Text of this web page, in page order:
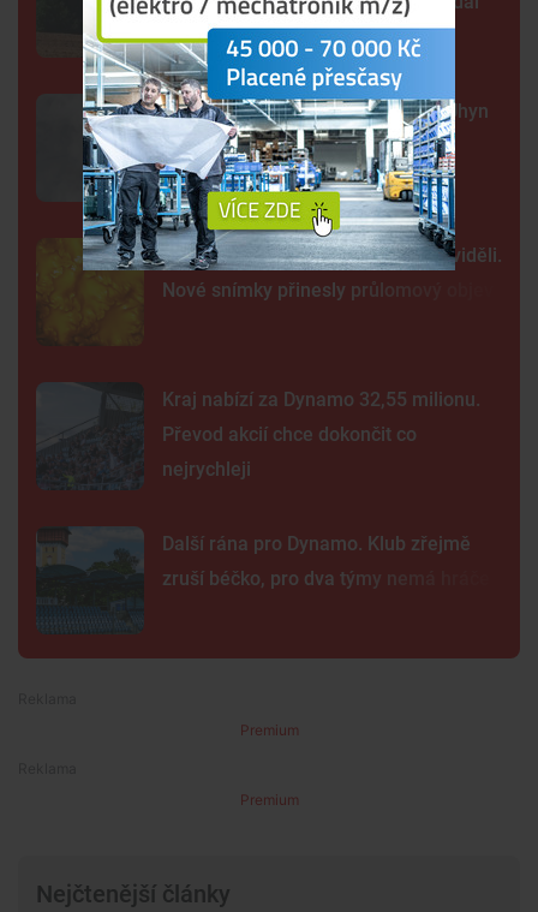
prověřuje
Sto mrtvých ryb v centru Budějc. Úhyn
mohl způsobit déšť a nedostatek
kyslíku
Tak detailně jsme Slunce ještě neviděli.
Nové snímky přinesly průlomový objev
Kraj nabízí za Dynamo 32,55 milionu.
Převod akcií chce dokončit co
nejrychleji
Další rána pro Dynamo. Klub zřejmě
zruší béčko, pro dva týmy nemá hráče
Premium
Premium
Nejčtenější články